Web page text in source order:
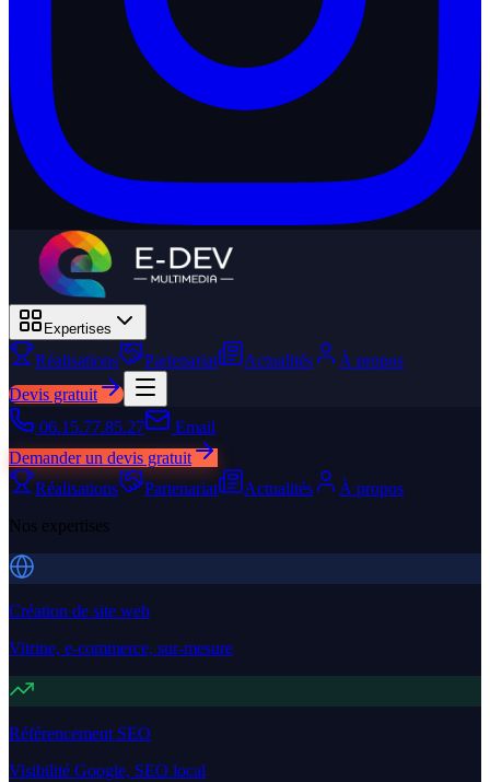
Expertises
Réalisations Partenariat Actualités
À propos
Devis gratuit
06.15.77.85.27
Email
Demander un devis gratuit
Réalisations
Partenariat Actualités
À propos
Nos expertises
Création de site web
Vitrine, e-commerce, sur-mesure
Référencement SEO
Visibilité Google, SEO local